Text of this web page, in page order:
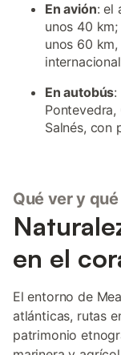
En avión: el
unos 40
unos 60
En autobús:
Salnés, con
Qué ver y
en el
El entorno de
atlánticas, rutas
patrimonio